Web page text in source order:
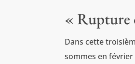
« Rupture
Dans cette
sommes en